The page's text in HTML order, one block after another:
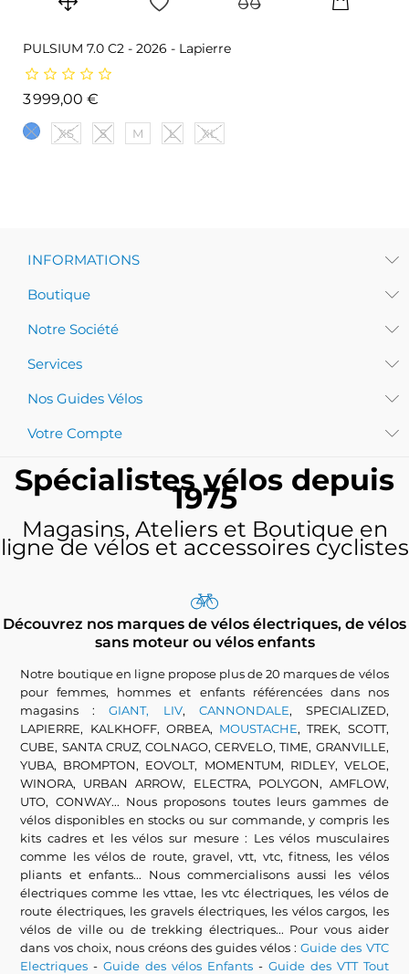
PULSIUM 7.0 C2 - 2026 - Lapierre
3 999,00 €
XS S M L XL
INFORMATIONS
Boutique
Notre Société
Services
Nos Guides Vélos
Votre Compte
Spécialistes vélos depuis
1975
Magasins, Ateliers et Boutique en
ligne de vélos et accessoires cyclistes
Découvrez nos marques de vélos électriques, de vélos
sans moteur ou vélos enfants
Notre boutique en ligne propose plus de 20 marques de vélos
pour femmes, hommes et enfants référencées dans nos
magasins :GIANT, LIV, CANNONDALE, SPECIALIZED,
LAPIERRE, KALKHOFF, ORBEA, MOUSTACHE, TREK, SCOTT,
CUBE, SANTA CRUZ, COLNAGO, CERVELO, TIME, GRANVILLE,
YUBA, BROMPTON, EOVOLT, MOMENTUM, RIDLEY, VELOE,
WINORA, URBAN ARROW, ELECTRA, POLYGON, AMFLOW,
UTO, CONWAY... Nous proposons toutes leurs gammes de
vélos disponibles en stocks ou sur commande, y compris les
kits cadres et les vélos sur mesure : Les vélos musculaires
comme les vélos de route, gravel, vtt, vtc, fitness, les vélos
pliants et enfants... Nous commercialisons aussi les vélos
électriques comme les vttae, les vtc électriques, les vélos de
route électriques, les gravels électriques, les vélos cargos, les
vélos de ville ou de trekking électriques... Pour vous aider
dans vos choix, nous créons des guides vélos :Guide des VTC
Electriques -Guide des vélos Enfants - Guide des VTT Tout